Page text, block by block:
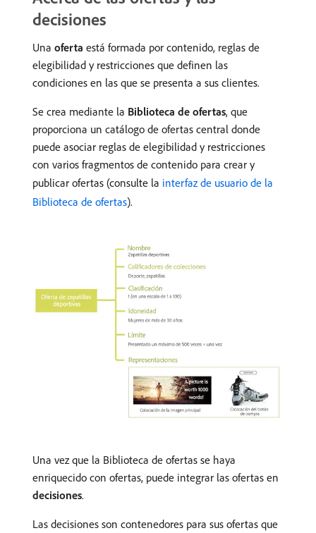
decisiones
Una oferta está formada por contenido, reglas de
elegibilidad y restricciones que definen las
condiciones en las que se presenta a sus clientes.
Se crea mediante la Biblioteca de ofertas, que
proporciona un catálogo de ofertas central donde
puede asociar reglas de elegibilidad y restricciones
con varios fragmentos de contenido para crear y
publicar ofertas (consulte la interfaz de usuario de la
Biblioteca de ofertas).
Una vez que la Biblioteca de ofertas se haya
enriquecido con ofertas, puede integrar las ofertas en
decisiones.
Las decisiones son contenedores para sus ofertas que